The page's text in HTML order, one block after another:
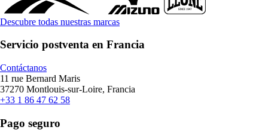
Descubre todas nuestras marcas
Servicio postventa en Francia
Contáctanos
11 rue Bernard Maris
37270 Montlouis-sur-Loire, Francia
+33 1 86 47 62 58
Pago seguro